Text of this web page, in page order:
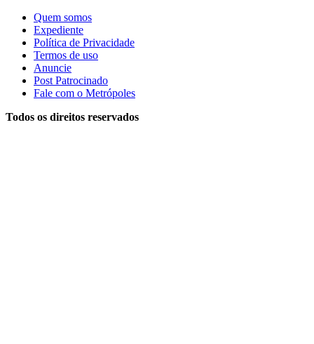
Quem somos
Expediente
Política de Privacidade
Termos de uso
Anuncie
Post Patrocinado
Fale com o Metrópoles
Todos os direitos reservados